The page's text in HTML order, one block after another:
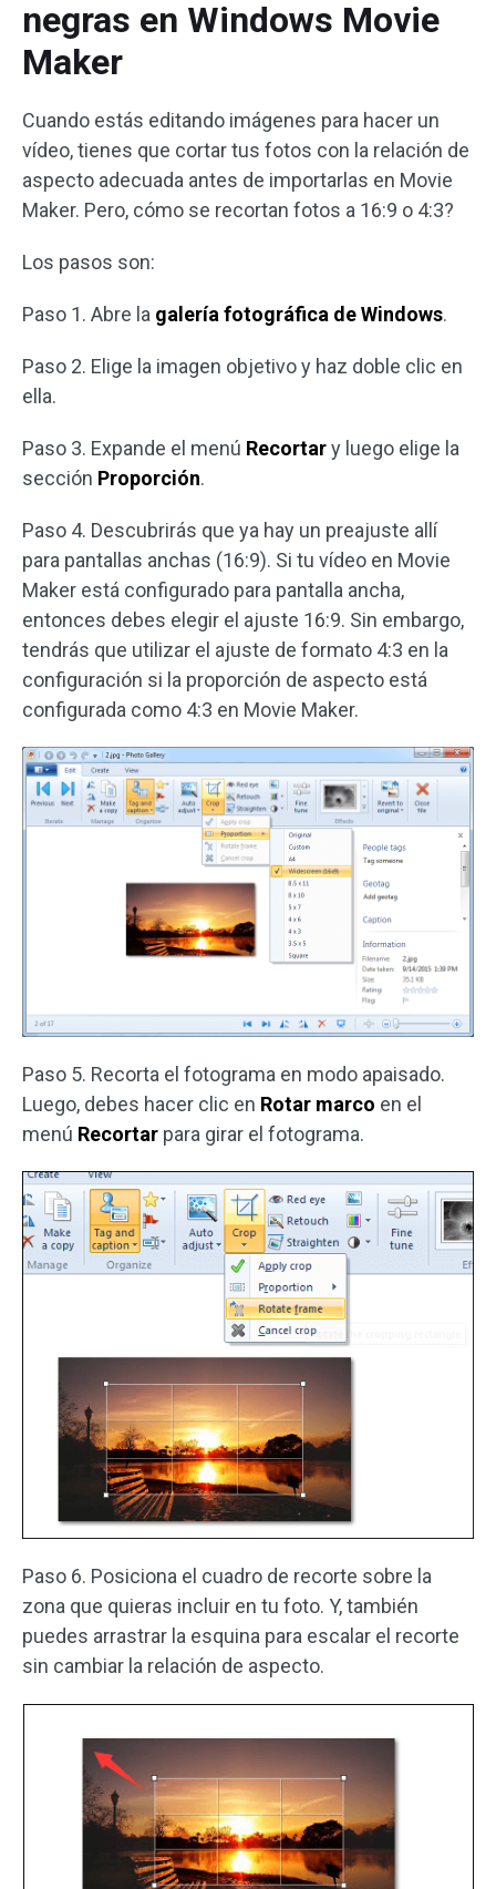
negras en Windows Movie
Maker
Cuando estás editando imágenes para hacer un
vídeo, tienes que cortar tus fotos con la relación de
aspecto adecuada antes de importarlas en Movie
Maker. Pero, cómo se recortan fotos a 16:9 o 4:3?
Los pasos son:
Paso 1. Abre la galería fotográfica de Windows.
Paso 2. Elige la imagen objetivo y haz doble clic en
ella.
Paso 3. Expande el menú Recortary luego elige la
sección Proporción.
Paso 4. Descubrirás que ya hay un preajuste allí
para pantallas anchas (16:9). Si tu vídeo en Movie
Maker está configurado para pantalla ancha,
entonces debes elegir el ajuste 16:9. Sin embargo,
tendrás que utilizar el ajuste de formato 4:3 en la
configuración si la proporción de aspecto está
configurada como 4:3 en Movie Maker.
Paso 5. Recorta el fotograma en modo apaisado.
Luego, debes hacer clic en Rotar marco en el
menú Recortar para girar el fotograma.
Paso 6. Posiciona el cuadro de recorte sobre la
zona que quieras incluir en tu foto. Y, también
puedes arrastrar la esquina para escalar el recorte
sin cambiar la relación de aspecto.